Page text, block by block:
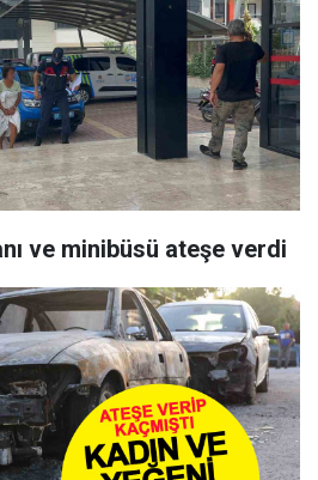
ve minibüsü ateşe verdi